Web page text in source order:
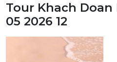
Tour Khach
05 2026 12